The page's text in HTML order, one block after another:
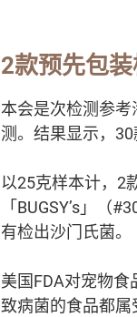
2款预先包
本会是次检测参
测。结果显示，
以25克样本计，2
「BUGSY’s」
有检出沙门氏菌。
美国FDA对宠物
致病菌的食品都